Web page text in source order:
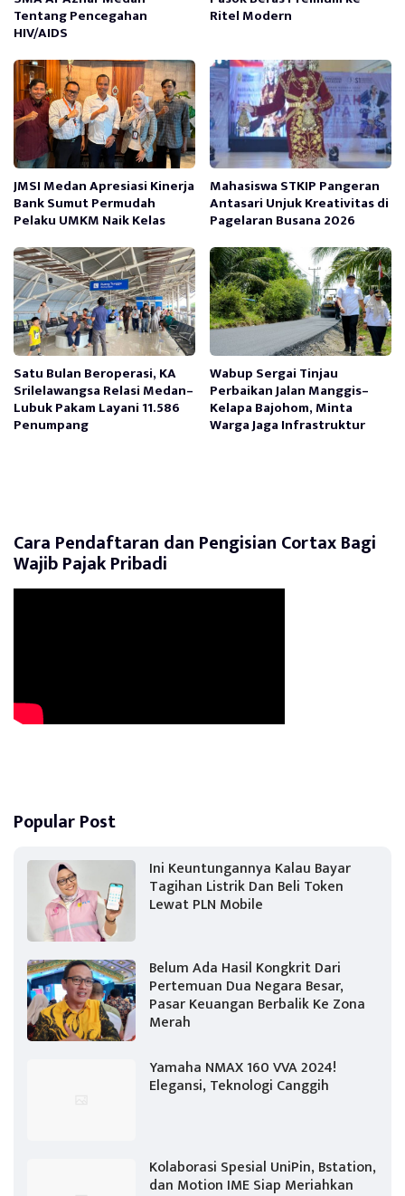
Tentang Pencegahan
HIV/AIDS
Ritel Modern
JMSI Medan Apresiasi Kinerja
Bank Sumut Permudah
Pelaku UMKM Naik Kelas
Mahasiswa STKIP Pangeran
Antasari Unjuk Kreativitas di
Pagelaran Busana 2026
Satu Bulan Beroperasi, KA
Srilelawangsa Relasi Medan–
Lubuk Pakam Layani 11.586
Penumpang
Wabup Sergai Tinjau
Perbaikan Jalan Manggis–
Kelapa Bajohom, Minta
Warga Jaga Infrastruktur
Cara Pendaftaran dan Pengisian Cortax Bagi
Wajib Pajak Pribadi
Popular Post
Ini Keuntungannya Kalau Bayar
Tagihan Listrik Dan Beli Token
Lewat PLN Mobile
Belum Ada Hasil Kongkrit Dari
Pertemuan Dua Negara Besar,
Pasar Keuangan Berbalik Ke Zona
Merah
Yamaha NMAX 160 VVA 2024!
Elegansi, Teknologi Canggih
Kolaborasi Spesial UniPin, Bstation,
dan Motion IME Siap Meriahkan